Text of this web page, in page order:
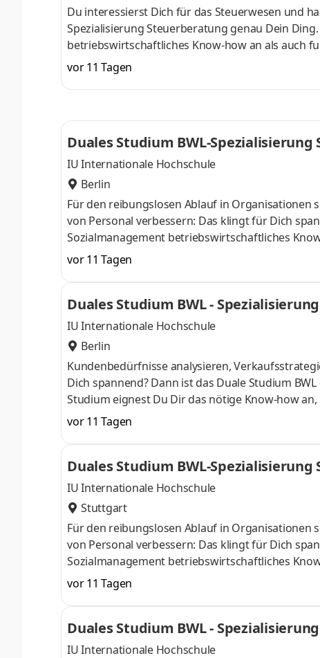
Du interessierst Dich für das Steuerwesen und
Spezialisierung Steuerberatung genau Dein
betriebswirtschaftliches Know-how an als auch
Oktober starten – direkt am Campus vor Ort
Unternehmen in Deiner Nähe. Aufgaben Du
startenDu absolvierst ein staatlich anerkanntes
Study Guides und Lehrenden sind stets für Dich
vor 11 Tagen
Duales Studium BWL-
IU Internationale Hochschule
Berlin
Für den reibungslosen Ablauf in
von Personal verbessern: Das klingt für Dich
Sozialmanagement betriebswirtschaftliches
April oder im Oktober starten – direkt am
Du bei einem Unternehmen in Deiner Nähe.
Aufnahmeprüfung startenDu absolvierst ein
Studienberatung, Study Guides und Lehrenden
vor 11 Tagen
Duales Studium BWL -
IU Internationale Hochschule
Berlin
Kundenbedürfnisse analysieren,
Dich spannend? Dann ist das Duale Studium
Studium eignest Du Dir das nötige Know-how
April oder im Oktober starten – direkt am
Du bei einem Unternehmen in Deiner Nähe.
Aufnahmeprüfung startenDu absolvierst ein
Studienberatung, Study Guides und Lehrenden
vor 11 Tagen
Duales Studium BWL-
IU Internationale Hochschule
Stuttgart
Für den reibungslosen Ablauf in
von Personal verbessern: Das klingt für Dich
Sozialmanagement betriebswirtschaftliches
April oder im Oktober starten – direkt am
Du bei einem Unternehmen in Deiner Nähe.
Aufnahmeprüfung startenDu absolvierst ein
Studienberatung, Study Guides und Lehrenden
vor 11 Tagen
Duales Studium BWL -
IU Internationale Hochschule